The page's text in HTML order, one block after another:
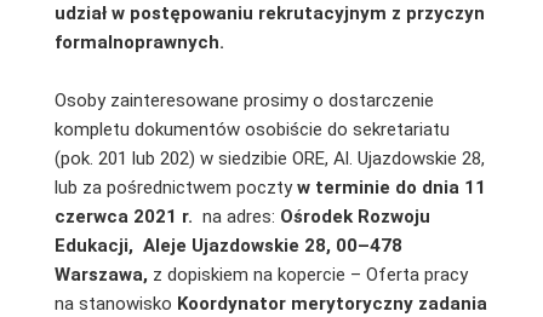
udział w postępowaniu rekrutacyjnym z przyczyn
formalnoprawnych.
Osoby zainteresowane prosimy o dostarczenie
kompletu dokumentów osobiście do sekretariatu
(pok. 201 lub 202) w siedzibie ORE, Al. Ujazdowskie 28,
lub za pośrednictwem pocztyw terminie do dnia 11
czerwca 2021 r. na adres: Ośrodek Rozwoju
Edukacji, Aleje Ujazdowskie 28, 00–478
Warszawa, z dopiskiem na kopercie – Oferta pracy
na stanowisko Koordynator merytoryczny zadania